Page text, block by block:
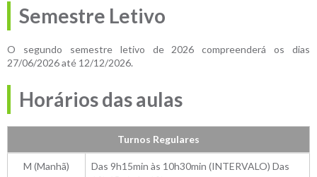
Semestre Letivo
O segundo semestre letivo de 2026 compreenderá os dias
27/06/2026 até 12/12/2026.
Horários das aulas
Turnos Regulares
M (Manhã)
Das 9h15min às 10h30min (INTERVALO) Das